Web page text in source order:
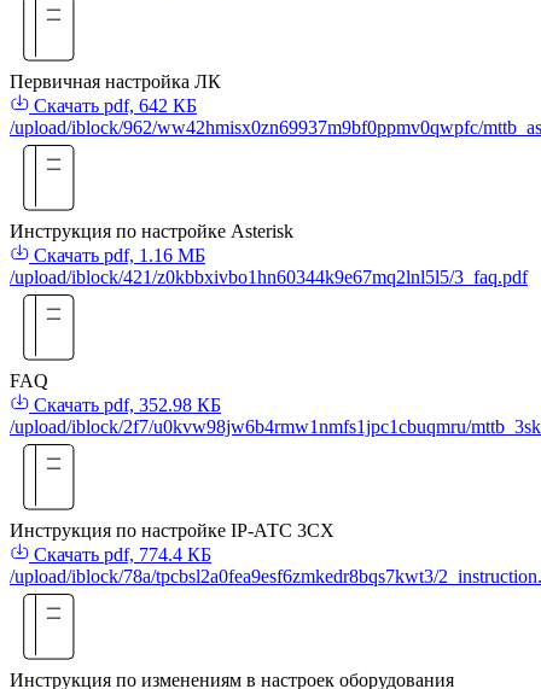
Первичная настройка ЛК
Скачать pdf, 642 КБ
/upload/iblock/962/ww42hmisx0zn69937m9bf0ppmv0qwpfc/
Инструкция по настройке Asterisk
Скачать pdf, 1.16 МБ
/upload/iblock/421/z0kbbxivbo1hn60344k9e67mq2lnl5l5/3_faq.pdf
FAQ
Скачать pdf, 352.98 КБ
/upload/iblock/2f7/u0kvw98jw6b4rmw1nmfs1jpc1cbuqmru/
Инструкция по настройке IP-АТС 3СХ
Скачать pdf, 774.4 КБ
/upload/iblock/78a/tpcbsl2a0fea9esf6zmkedr8bqs7kwt3/
Инструкция по изменениям в настроек оборудования